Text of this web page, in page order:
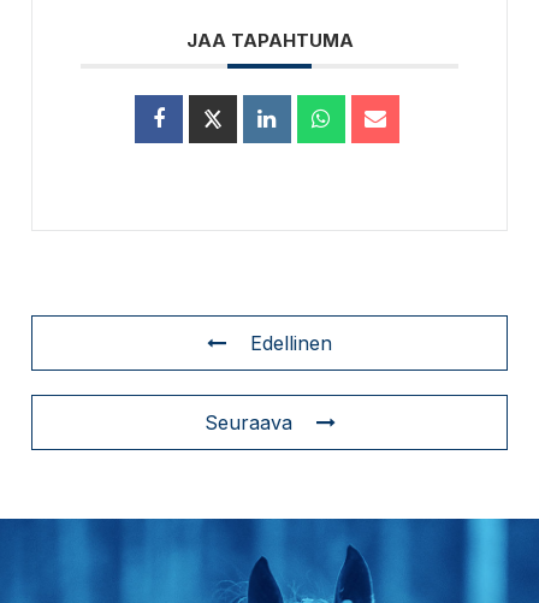
JAA TAPAHTUMA
Edellinen
Seuraava